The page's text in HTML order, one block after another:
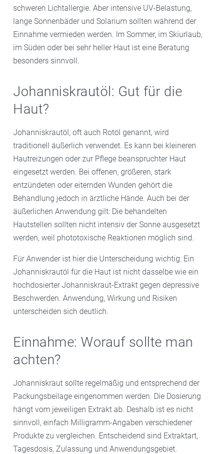
schweren Lichtallergie. Aber intensive UV-Belastung,
lange Sonnenbäder und Solarium sollten während der
Einnahme vermieden werden. Im Sommer, im Skiurlaub,
im Süden oder bei sehr heller Haut ist eine Beratung
besonders sinnvoll.
Johanniskrautöl: Gut für die
Haut?
Johanniskrautöl, oft auch Rotöl genannt, wird
traditionell äußerlich verwendet. Es kann bei kleineren
Hautreizungen oder zur Pflege beanspruchter Haut
eingesetzt werden. Bei offenen, größeren, stark
entzündeten oder eiternden Wunden gehört die
Behandlung jedoch in ärztliche Hände. Auch bei der
äußerlichen Anwendung gilt: Die behandelten
Hautstellen sollten nicht intensiv der Sonne ausgesetzt
werden, weil phototoxische Reaktionen möglich sind.
Für Anwender ist hier die Unterscheidung wichtig: Ein
Johanniskrautöl für die Haut ist nicht dasselbe wie ein
hochdosierter Johanniskraut-Extrakt gegen depressive
Beschwerden. Anwendung, Wirkung und Risiken
unterscheiden sich deutlich.
Einnahme: Worauf sollte man
achten?
Johanniskraut sollte regelmäßig und entsprechend der
Packungsbeilage eingenommen werden. Die Dosierung
hängt vom jeweiligen Extrakt ab. Deshalb ist es nicht
sinnvoll, einfach Milligramm-Angaben verschiedener
Produkte zu vergleichen. Entscheidend sind Extraktart,
Tagesdosis, Zulassung und Anwendungsgebiet.